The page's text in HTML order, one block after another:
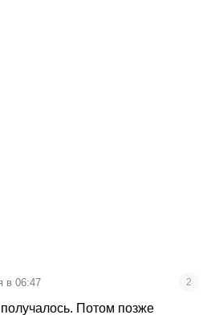
в 06:47 2
получалось. Потом позже